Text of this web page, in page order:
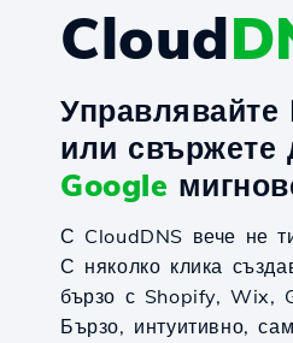
Cloud
Управлявайте
или свържете
Google
С CloudDNS вече не
С няколко клика
бързо с Shopify, Wix,
Бързо, интуитивно,